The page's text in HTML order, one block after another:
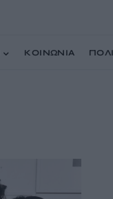
ΚΟΙΝΩΝΙΑ